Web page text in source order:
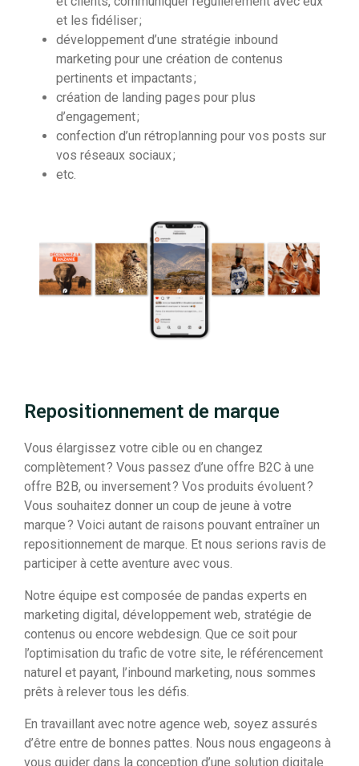
et les fidéliser ;
développement d’une stratégie inbound
marketing pour une création de contenus
pertinents et impactants ;
création de landing pages pour plus
d’engagement ;
confection d’un rétroplanning pour vos posts sur
vos réseaux sociaux ;
etc.
Repositionnement de marque
Vous élargissez votre cible ou en changez
complètement ? Vous passez d’une offre B2C à une
offre B2B, ou inversement ? Vos produits évoluent ?
Vous souhaitez donner un coup de jeune à votre
marque ? Voici autant de raisons pouvant entraîner un
repositionnement de marque. Et nous serions ravis de
participer à cette aventure avec vous.
Notre équipe est composée de pandas experts en
marketing digital, développement web, stratégie de
contenus ou encore webdesign. Que ce soit pour
l’optimisation du trafic de votre site, le référencement
naturel et payant, l’inbound marketing, nous sommes
prêts à relever tous les défis.
En travaillant avec notre agence web, soyez assurés
d’être entre de bonnes pattes. Nous nous engageons à
vous guider dans la conception d’une solution digitale